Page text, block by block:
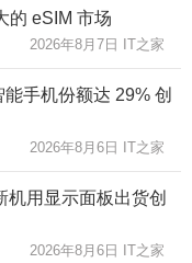
的 eSIM 市场
2026年8月7日 IT之家
手机份额达 29% 创
2026年8月6日 IT之家
用显示面板出货创
2026年8月6日 IT之家